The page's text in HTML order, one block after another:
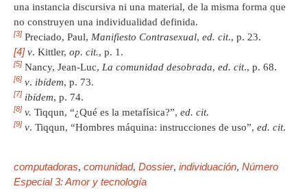
una instancia discursiva ni una material, de la misma forma que
no construyen una individualidad definida.
[3] Preciado, Paul, Manifiesto Contrasexual, ed. cit., p. 23.
[4] v. Kittler, op. cit., p. 1.
[5] Nancy, Jean-Luc, La comunidad desobrada, ed. cit., p. 68.
[6] v. ibídem, p. 73.
[7] ibídem, p. 74.
[8] v. Tiqqun, “¿Qué es la metafísica?”, ed. cit.
[9] v. Tiqqun, “Hombres máquina: instrucciones de uso”, ed. cit.
computadoras, comunidad, Dossier, individuación, Número
Especial 3: Amor y tecnología